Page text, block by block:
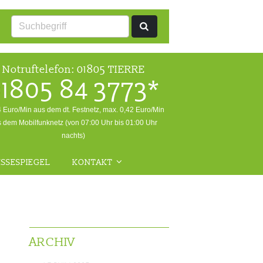
Notruftelefon: 01805 TIERRE
84 3773*
Euro/Min aus dem dt. Festnetz, max. 0,42 Euro/Min
dem Mobilfunknetz (von 07:00 Uhr bis 01:00 Uhr
nachts)
KONTAKT
ARCHIV